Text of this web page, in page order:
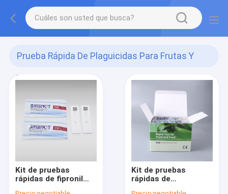
Prueba Rápida De Plaguicidas Para Frutas Y
Verduras
(108)
Kit de pruebas
rápidas de fipronil
Kit de pruebas
rápidas de